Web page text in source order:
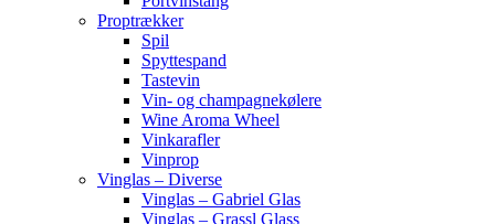
Proptrækker
Spil
Spyttespand
Tastevin
Vin- og champagnekølere
Wine Aroma Wheel
Vinkarafler
Vinprop
Vinglas – Diverse
Vinglas – Gabriel Glas
Vinglas – Grassl Glass